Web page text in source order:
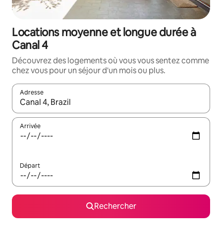
Locations moyenne et longue durée à
Canal 4
Découvrez des logements où vous vous sentez comme
chez vous pour un séjour d'un mois ou plus.
Adresse
Lorsque les résultats s'affichent, utilisez les flèches vers le
Arrivée
Départ
Rechercher